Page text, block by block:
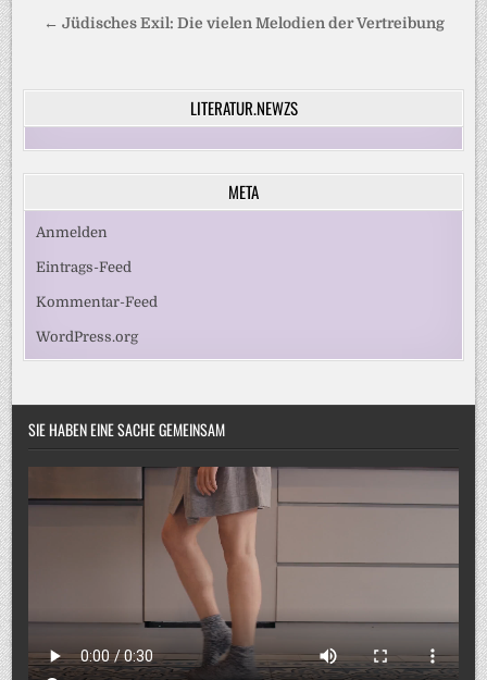
← Jüdisches Exil: Die vielen Melodien der Vertreibung
LITERATUR.NEWZS
META
Anmelden
Eintrags-Feed
Kommentar-Feed
WordPress.org
SIE HABEN EINE SACHE GEMEINSAM